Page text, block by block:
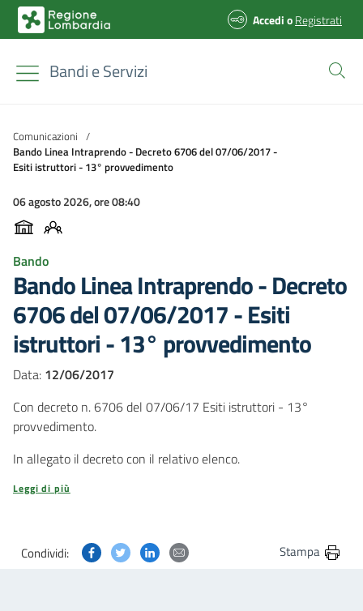
AccedioRegistrati
Bandi e Servizi
Comunicazioni /
Bando Linea Intraprendo - Decreto 6706 del 07/06/2017 -
Esiti istruttori - 13° provvedimento
06 agosto 2026, ore 08:40
Bando
Bando Linea Intraprendo - Decreto
6706 del 07/06/2017 - Esiti
istruttori - 13° provvedimento
Data: 12/06/2017
Con decreto n. 6706 del 07/06/17 Esiti istruttori - 13°
provvedimento.
In allegato il decreto con il relativo elenco.
Leggi di più
Condividi: Condividi questa pagina su Facebook
Condividi questa pagina su Twitter
Condividi questa pagina su Linkedin
Condividi questa pagina via
Stampa